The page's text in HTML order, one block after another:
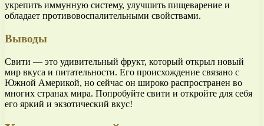
укрепить иммунную систему, улучшить пищеварение и
обладает противовоспалительными свойствами.
Выводы
Свити — это удивительный фрукт, который открыл новый
мир вкуса и питательности. Его происхождение связано с
Южной Америкой, но сейчас он широко распространен во
многих странах мира. Попробуйте свити и откройте для себя
его яркий и экзотический вкус!